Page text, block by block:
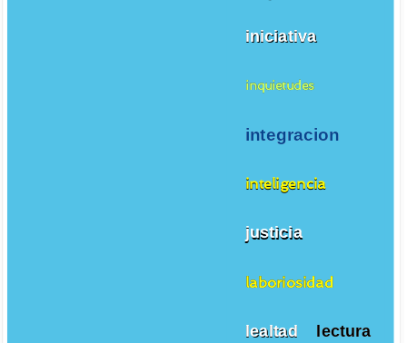
iniciativa
inquietudes
integracion
inteligencia
justicia
laboriosidad
lealtad lectura